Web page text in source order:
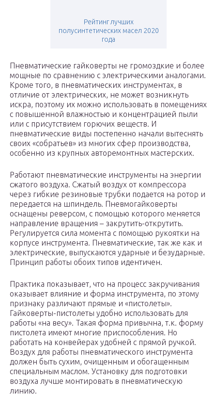
Рейтинг лучших
полусинтетических масел 2020
года
Пневматические гайковерты не громоздкие и более
мощные по сравнению с электрическими аналогами.
Кроме того, в пневматических инструментах, в
отличие от электрических, не может возникнуть
искра, поэтому их можно использовать в помещениях
с повышенной влажностью и концентрацией пыли
или с присутствием горючих веществ. И
пневматические виды постепенно начали вытеснять
своих «собратьев» из многих сфер производства,
особенно из крупных авторемонтных мастерских.
Работают пневматические инструменты на энергии
сжатого воздуха. Сжатый воздух от компрессора
через гибкие резиновые трубки подается на ротор и
передается на шпиндель. Пневмогайковерты
оснащены реверсом, с помощью которого меняется
направление вращения – закрутить-открутить.
Регулируется сила момента с помощью рукоятки на
корпусе инструмента. Пневматические, так же как и
электрические, выпускаются ударные и безударные.
Принцип работы обоих типов идентичен.
Практика показывает, что на процесс закручивания
оказывает влияние и форма инструмента, по этому
признаку различают прямые и «пистолеты».
Гайковерты-пистолеты удобно использовать для
работы «на весу». Такая форма привычна, т.к. форму
пистолета имеют многие приспособления. Но
работать на конвейерах удобней с прямой ручкой.
Воздух для работы пневматического инструмента
должен быть сухим, очищенным и обогащенным
специальным маслом. Установку для подготовки
воздуха лучше монтировать в пневматическую
линию.